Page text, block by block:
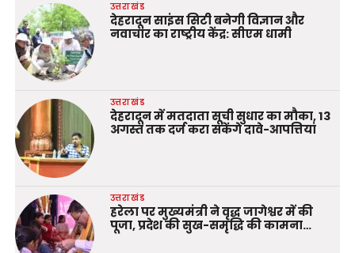
उत्तराखंड
देहरादून साइंस सिटी बनेगी विज्ञान और
नवाचार का राष्ट्रीय केंद्र: सीएम धामी
उत्तराखंड
देहरादून में मतदाता सूची सुधार का मौका, 13
अगस्त तक दर्ज करा सकेंगे दावे-आपत्तियां
उत्तराखंड
हरेला पर मुख्यमंत्री ने वृद्ध जागेश्वर में की
पूजा, प्रदेश की सुख-समृद्धि की कामना…